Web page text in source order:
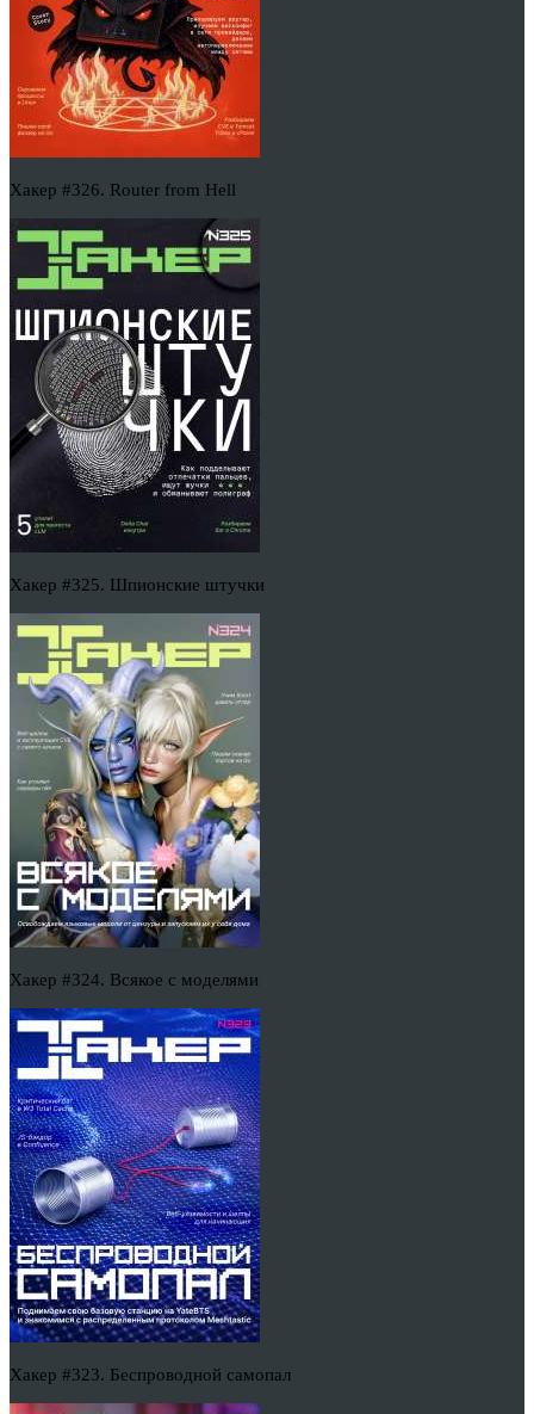
Хакер #326. Router from Hell
Хакер #325. Шпионские штучки
Хакер #324. Всякое с моделями
Хакер #323. Беспроводной самопал